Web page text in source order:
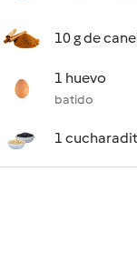
10 g de
1 huevo
batido
1